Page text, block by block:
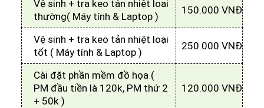
Vệ sinh + tra keo tản nhiệt loại
thường( Máy tính & Laptop )
150.000 VNĐ
Vệ sinh + tra keo tản nhiệt loại
tốt ( Máy tính & Laptop )
250.000 VNĐ
Cài đặt phần mềm đồ họa (
PM đầu tiền là 120k, PM thứ 2
+ 50k )
120.000 VNĐ